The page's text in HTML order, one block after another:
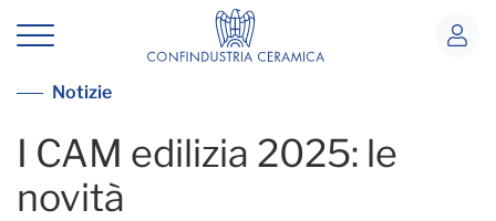
Novita CAM edilizia 2025
Vai alla lista notizie
Notizie
I CAM edilizia 2025: le
novità